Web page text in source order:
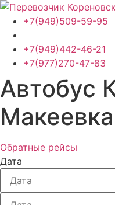
Перейти
содержимому
+7(949)509-59-95
+7(949)442-46-21
+7(977)270-47-83
Автобус
Макеевка
Обратные рейсы
Дата